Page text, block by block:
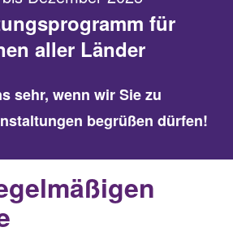
für
aller Länder
sehr, wenn wir Sie zu
begrüßen dürfen!